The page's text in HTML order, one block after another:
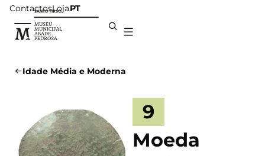
ContactosLojaPT
Idade Média e Moderna
9
Moeda